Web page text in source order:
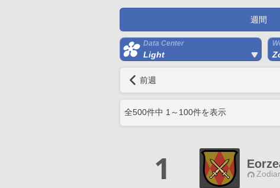
週間
Data Center
Light
前週
全500件中 1 ～ 100件を表示
1